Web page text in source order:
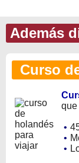
Además
Curso
que
•
•
•